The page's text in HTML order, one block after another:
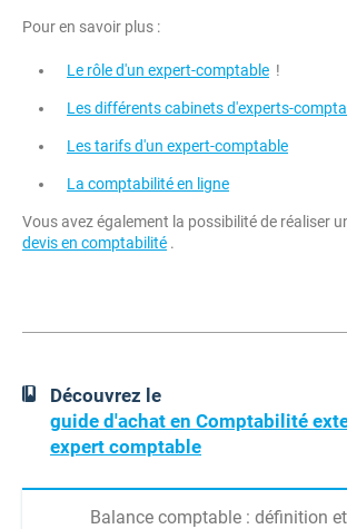
Pour en savoir plus :
Le rôle d'un expert-comptable !
Les différents cabinets d'experts-
Les tarifs d'un expert-comptable
La comptabilité en ligne
Vous avez également la possibilité de réaliser
devis en comptabilité .
Découvrez le
guide d'achat en Comptabilité
expert comptable
Balance comptable : définition